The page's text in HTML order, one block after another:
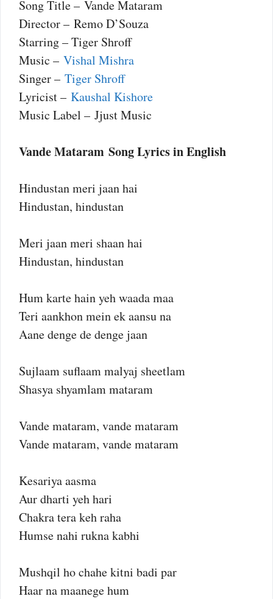
Song Title – Vande Mataram
Director – Remo D’Souza
Starring – Tiger Shroff
Music – Vishal Mishra
Singer – Tiger Shroff
Lyricist – Kaushal Kishore
Music Label – Jjust Music
Vande Mataram Song Lyrics in English
Hindustan meri jaan hai
Hindustan, hindustan
Meri jaan meri shaan hai
Hindustan, hindustan
Hum karte hain yeh waada maa
Teri aankhon mein ek aansu na
Aane denge de denge jaan
Sujlaam suflaam malyaj sheetlam
Shasya shyamlam mataram
Vande mataram, vande mataram
Vande mataram, vande mataram
Kesariya aasma
Aur dharti yeh hari
Chakra tera keh raha
Humse nahi rukna kabhi
Mushqil ho chahe kitni badi par
Haar na maanege hum